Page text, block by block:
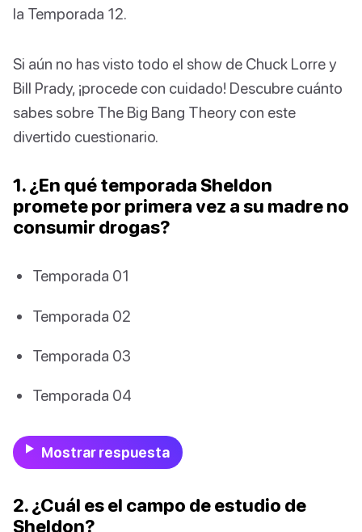
la Temporada 12.
Si aún no has visto todo el show de Chuck Lorre y
Bill Prady, ¡procede con cuidado! Descubre cuánto
sabes sobre The Big Bang Theory con este
divertido cuestionario.
1. ¿En qué temporada Sheldon
promete por primera vez a su madre no
consumir drogas?
Temporada 01
Temporada 02
Temporada 03
Temporada 04
Mostrar respuesta
2. ¿Cuál es el campo de estudio de
Sheldon?